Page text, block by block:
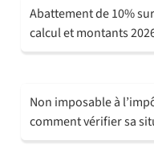
Abattement de 10%
calcul et montants
Non imposable à
comment vérifier sa